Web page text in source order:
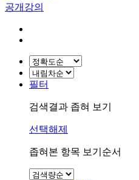
공개강의
필터
검색결과 좁혀 보기
선택해제
좁혀본 항목 보기순서